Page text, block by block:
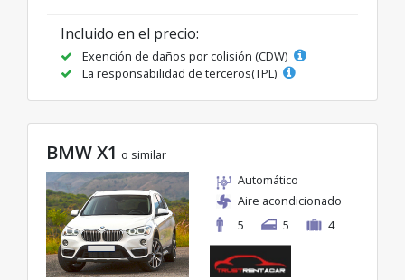
Incluido en el precio:
Exención de daños por colisión (CDW)
La responsabilidad de terceros(TPL)
BMW X1 o similar
Automático
Aire acondicionado
5
5 4